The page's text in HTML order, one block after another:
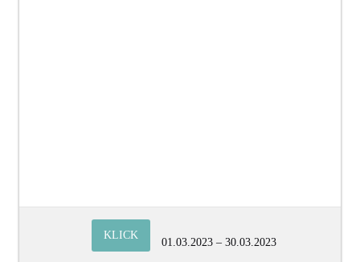
KLICK
01.03.2023 – 30.03.2023